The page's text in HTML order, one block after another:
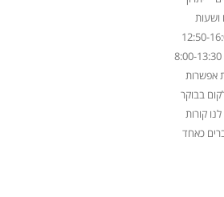
ושעות
לבחירה: חוגי צהריים: 12:50-16:00
(אזורי פעילות: חולון, רמת השרון). שיעורי בוקר: 8:00-13:30
אפשרות
בבוקר
קורות
כאחד